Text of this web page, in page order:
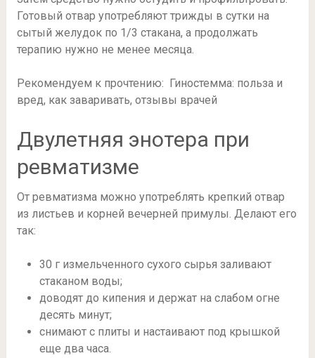
Готовый отвар употребляют трижды в сутки на
сытый желудок по 1/3 стакана, а продолжать
терапию нужно не менее месяца.
Рекомендуем к прочтению: Гиностемма: польза и
вред, как заваривать, отзывы врачей
Двулетняя энотера при
ревматизме
От ревматизма можно употреблять крепкий отвар
из листьев и корней вечерней примулы. Делают его
так:
30 г измельченного сухого сырья заливают
стаканом воды;
доводят до кипения и держат на слабом огне
десять минут;
снимают с плиты и настаивают под крышкой
еще два часа.